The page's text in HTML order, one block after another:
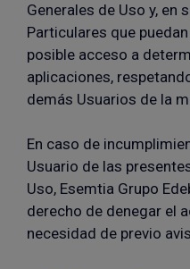
Generales de Uso y, en
Particulares que
posible acceso a
aplicaciones,
demás Usuarios de la
En caso de
Usuario de las
Uso, Esemtia Grupo
derecho de denegar el
necesidad de previo